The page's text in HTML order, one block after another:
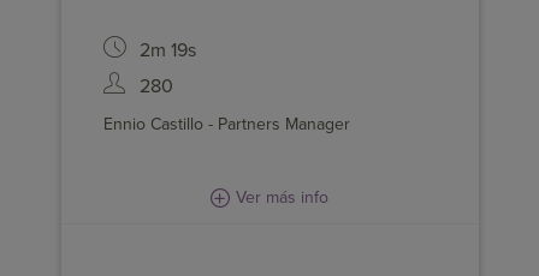
2m 19s
280
Ennio Castillo - Partners Manager
Ver más info
Brinda una experiencia integral a tus